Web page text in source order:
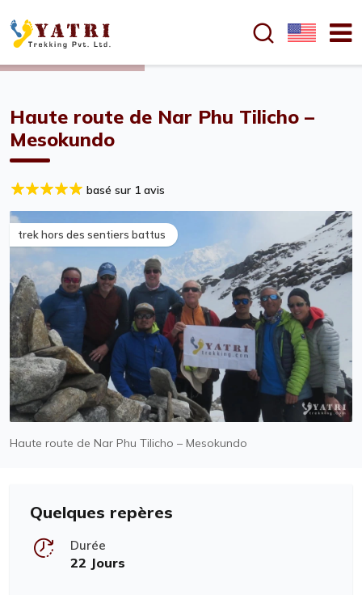
Haute route de Nar Phu Tilicho –
Mesokundo
basé sur 1 avis
Haute route de Nar Phu Tilicho – Mesokundo
trek hors des sentiers battus
Quelques repères
Durée
22 Jours